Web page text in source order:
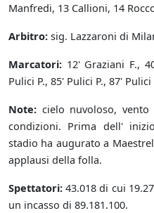
Manfredi, 13 Callioni, 14
Arbitro: sig. Lazzaroni di
Marcatori: 12' Graziani F.,
Pulici P., 85' Pulici P., 87' Pulici
Note: cielo nuvoloso,
condizioni. Prima dell'
stadio ha augurato a
applausi della folla.
Spettatori: 43.018 di cui
un incasso di 89.181.100.